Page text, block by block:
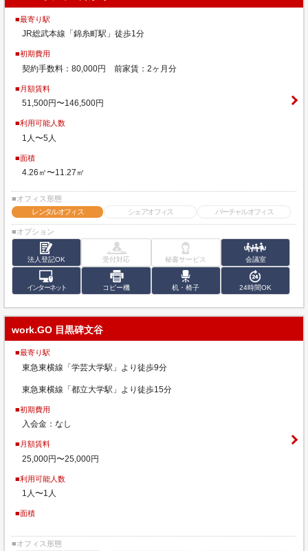
■最寄り駅
JR総武本線「錦糸町駅」徒歩1分
■初期費用
契約手数料：80,000円 前家賃：2ヶ月分
■月額賃料
51,500円〜146,500円
■利用可能人数
1人〜5人
■面積
4.26㎡〜11.27㎡
■オフィス形態
レンタルオフィス
シェアオフィス バーチャルオフィス
■オプション
法人登記OK 受付対応 秘書サービス 会議室
インターネット コピー機 机・椅子 24時間OK
work.GO 目黒碑文谷
■最寄り駅
東急東横線「学芸大学駅」より徒歩9分
東急東横線「都立大学駅」より徒歩15分
■初期費用
入会金：なし
■月額賃料
25,000円〜25,000円
■利用可能人数
1人〜1人
■面積
■オフィス形態